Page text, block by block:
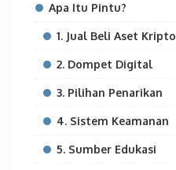
Apa Itu Pintu?
1. Jual Beli Aset Kripto
2. Dompet Digital
3. Pilihan Penarikan
4. Sistem Keamanan
5. Sumber Edukasi